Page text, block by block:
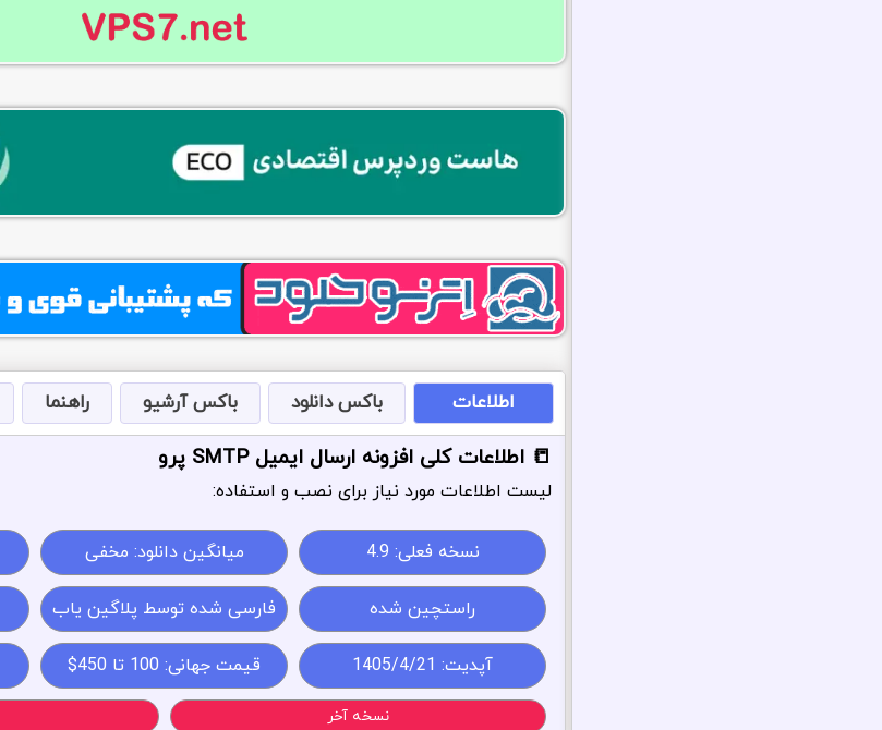
اطلاعات باکس دانلود باکس آرشیو راهنما
📒 اطلاعات کلی افزونه ارسال ایمیل SMTP پرو
لیست اطلاعات مورد نیاز برای نصب و استفاده:
نسخه فعلی: 4.9 میانگین دانلود: مخفی
راستچین شده فارسی شده توسط پلاگین یاب
آپدیت: 1405/4/21 قیمت جهانی: 100 تا 450$
نسخه آخر